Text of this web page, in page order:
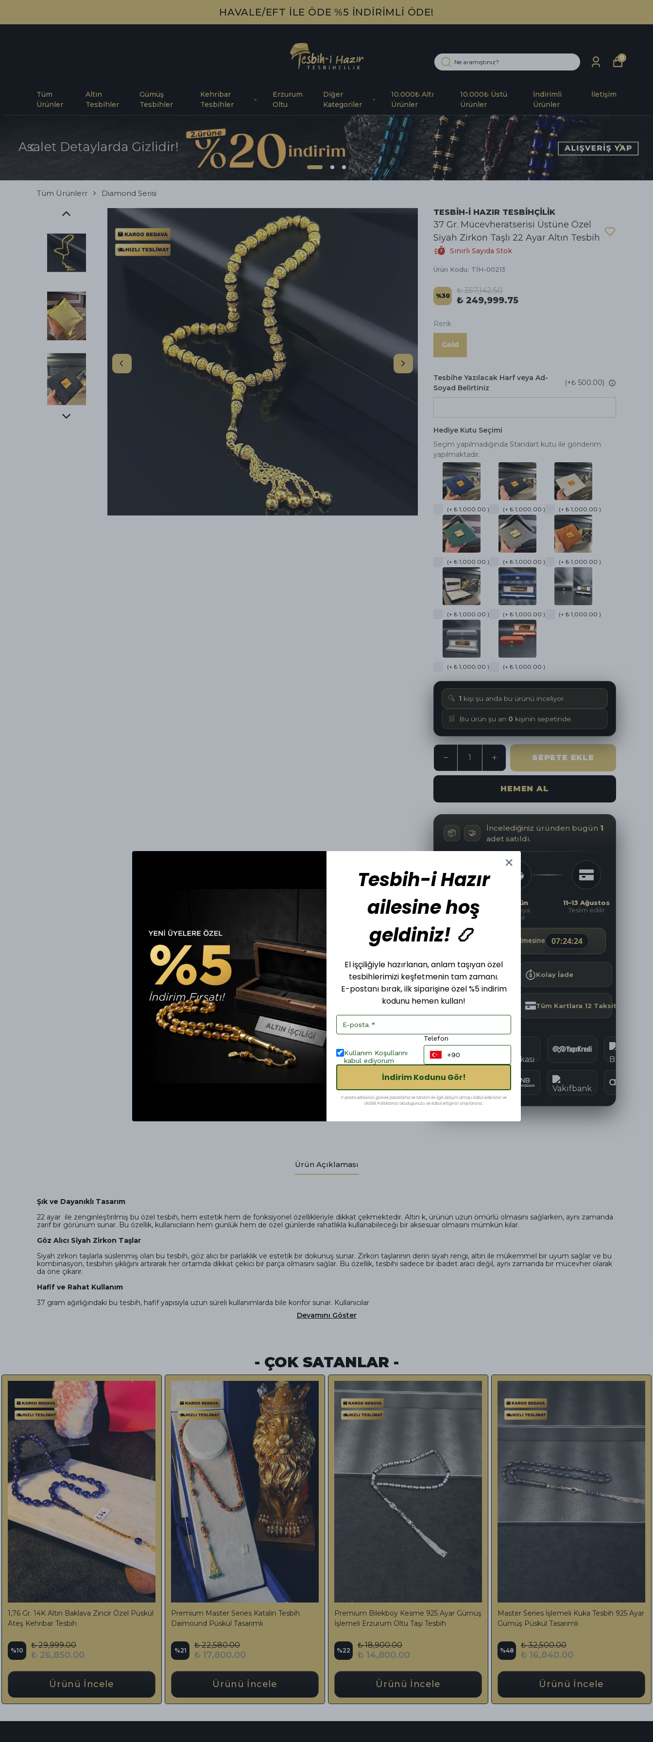
HAVALE/EFT İLE ÖDE %5 İNDİRİMLİ ÖDE!
Tüm
Ürünler
Altın
Tesbihler
Gümüş
Tesbihler
Kehribar
Tesbihler
Erzurum
Oltu
Diğer
Kategoriler
10.000₺ Altı
Ürünler
10.000₺ Üstü
Ürünler
İndirimli
Ürünler
İletişim
0
Tüm Ürünlerr Diamond Serisi
TESBİH-İ HAZIR TESBİHÇİLİK
37 Gr. Mücevheratserisi Üstüne Özel
Siyah Zirkon Taşlı 22 Ayar Altın Tesbih
Sınırlı Sayıda Stok
Ürün Kodu: TİH-00213
%30
₺ 357,142.50
₺ 249,999.75
Renk
Gold
Tesbihe Yazılacak Harf veya Ad-
Soyad Belirtiniz
(+₺ 500.00)
Hediye Kutu Seçimi
Seçim yapılmadığında Standart kutu ile gönderim
yapılmaktadır.
(+ ₺ 1,000.00 ) (+ ₺ 1,000.00 ) (+ ₺ 1,000.00 )
(+ ₺ 1,000.00 ) (+ ₺ 1,000.00 ) (+ ₺ 1,000.00 )
(+ ₺ 1,000.00 ) (+ ₺ 1,000.00 ) (+ ₺ 1,000.00 )
(+ ₺ 1,000.00 ) (+ ₺ 1,000.00 )
🔍 1 kişi şu anda bu ürünü inceliyor.
🛒 Bu ürün şu an 0 kişinin sepetinde.
SEPETE EKLE
HEMEN AL
📦 🤝
İncelediğiniz üründen bugün 1
adet satıldı.
Şimdi
Sipariş
Bugün
Kargoya
verilir
11–13 Ağustos
Teslim edilir
Kargoya Teslim Edilmesine 07:24:22
Hızlı Kargo Kolay İade
Güvenli Alışveriş Tüm Kartlara 12 Taksit
Ürün Açıklaması
Şık ve Dayanıklı Tasarım
22 ayar ile zenginleştirilmiş bu özel tesbih, hem estetik hem de fonksiyonel özellikleriyle dikkat çekmektedir. Altın k, ürünün uzun ömürlü olmasını sağlarken, aynı zamanda
zarif bir görünüm sunar. Bu özellik, kullanıcıların hem günlük hem de özel günlerde rahatlıkla kullanabileceği bir aksesuar olmasını mümkün kılar.
Göz Alıcı Siyah Zirkon Taşlar
Siyah zirkon taşlarla süslenmiş olan bu tesbih, göz alıcı bir parlaklık ve estetik bir dokunuş sunar. Zirkon taşlarının derin siyah rengi, altın ile mükemmel bir uyum sağlar ve bu
kombinasyon, tesbihin şıklığını artırarak her ortamda dikkat çekici bir parça olmasını sağlar. Bu özellik, tesbihi sadece bir ibadet aracı değil, aynı zamanda bir mücevher olarak
da öne çıkarır.
Hafif ve Rahat Kullanım
37 gram ağırlığındaki bu tesbih, hafif yapısıyla uzun süreli kullanımlarda bile konfor sunar. Kullanıcılar
Devamını Göster
- ÇOK SATANLAR -
Ayar
Kesme Ateş Kehribar Kesme Tesbih 3 Hilal
Özel Bozkurt Tasarımlı Püskül
% 36
₺ 5,970.00
₺ 3,850.00
Ürünü İncele
Kesme Hareli Sıkma Kehribar Tesbih Özel
Tasarım Ağır Püsküllü
%27
₺ 5,200.00
₺ 3,800.00
Ürünü İncele
Premium İşlemeli Ateş Kehribar Tesbih 925
Ayar Gümüş Püskül
% 37
₺ 26,000.00
₺ 16,500.00
Ürünü İncele
Bilekboy Renk Süzmesi Çekim
Sıkma Kehribar Tesbih Özel Tasarım
%50
₺ 7,500.00
₺ 3,750.00
Ürünü İncele
Tesbih-i Hazır
ailesine hoş
geldiniz! 📿
El işçiliğiyle hazırlanan, anlam taşıyan özel
tesbihlerimizi keşfetmenin tam zamanı.
E-postanı bırak, ilk siparişine özel %5 indirim
kodunu hemen kullan!
Kullanım Koşullarını
kabul ediyorum
Telefon
İndirim Kodunu Gör!
E-posta adresinizi girerek pazarlama ve tanıtım ile ilgili iletişim almayı kabul edersiniz ve
Gizlilik Politikamızı okuduğunuzu ve kabul ettiğinizi onaylarsınız.